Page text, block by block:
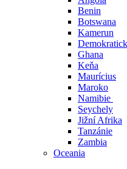
Benin
Botswana
Kamerun
Ghana
Keňa
Maurícius
Maroko
Namibie
Seychely
Jižní Afrika
Tanzánie
Zambia
Oceania